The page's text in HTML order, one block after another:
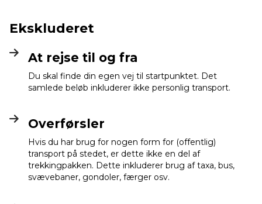
Ekskluderet
At rejse til og fra
Du skal finde din egen vej til startpunktet. Det
samlede beløb inkluderer ikke personlig transport.
Overførsler
Hvis du har brug for nogen form for (offentlig)
transport på stedet, er dette ikke en del af
trekkingpakken. Dette inkluderer brug af taxa, bus,
svævebaner, gondoler, færger osv.